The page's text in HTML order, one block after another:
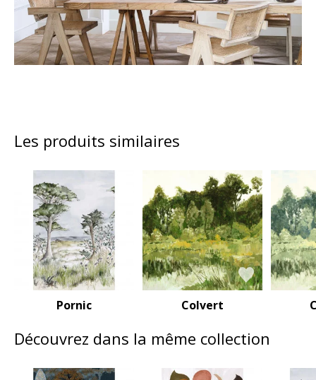
Les produits similaires
Pornic Colvert
Découvrez dans la même collection